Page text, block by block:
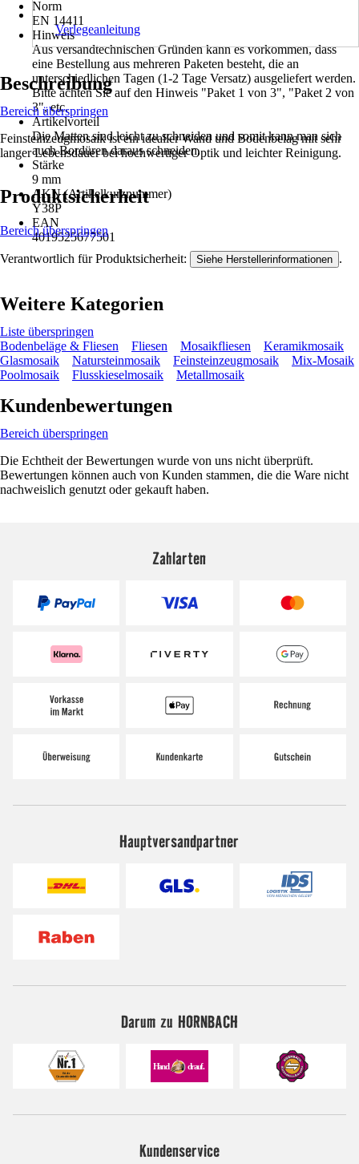
Norm
EN 14411
Hinweis
Aus versandtechnischen Gründen kann es vorkommen, dass
eine Bestellung aus mehreren Paketen besteht, die an
unterschiedlichen Tagen (1-2 Tage Versatz) ausgeliefert werden.
Bitte achten Sie auf den Hinweis "Paket 1 von 3", "Paket 2 von
3", etc.
Artikelvorteil
Die Matten sind leicht zu schneiden und somit kann man sich
auch Bordüren daraus schneiden.
Stärke
9 mm
AKN (Artikelkurznummer)
Y38P
EAN
4019525677501
Verlegeanleitung
Beschreibung
Bereich überspringen
Feinsteinzeugmosaik ist ein idealler Wand und Bodenbelag mit sehr
langer Lebensdauer bei hochwertiger Optik und leichter Reinigung.
Produktsicherheit
Bereich überspringen
Verantwortlich für Produktsicherheit: Siehe Herstellerinformationen .
Weitere Kategorien
Liste überspringen
Bodenbeläge & Fliesen
Fliesen Mosaikfliesen
Keramikmosaik
Glasmosaik
Natursteinmosaik Feinsteinzeugmosaik
Mix-Mosaik
Poolmosaik
Flusskieselmosaik Metallmosaik
Kundenbewertungen
Bereich überspringen
Die Echtheit der Bewertungen wurde von uns nicht überprüft.
Bewertungen können auch von Kunden stammen, die die Ware nicht
nachweislich genutzt oder gekauft haben.
Zahlarten
Hauptversandpartner
Darum zu HORNBACH
Kundenservice